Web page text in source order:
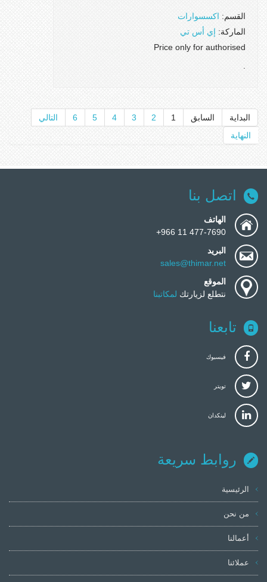
القسم: اكسسوارات
الماركة: إي أس تي
Price only for authorised
البداية السابق 1
2
3
4
5
6
التالي
النهاية
اتصل بنا
الهاتف
477-7690 11 966+
البريد
sales@thimar.net
الموقع
نتطلع لزيارتك لمكاتبنا
تابعنا
فيسبوك
تويتر
لينكدان
روابط سريعة
الرئيسية
من نحن
أعمالنا
عملائنا